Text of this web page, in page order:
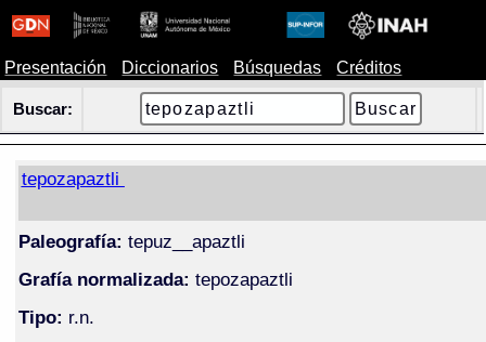
Presentación Diccionarios Búsquedas Créditos
Buscar:
tepozapaztli
Paleografía: tepuz__apaztli
Grafía normalizada: tepozapaztli
Tipo: r.n.